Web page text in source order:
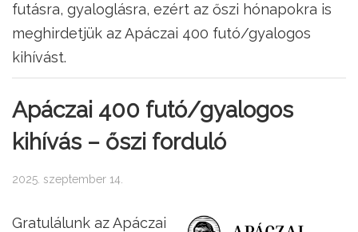
futásra, gyaloglásra, ezért az őszi hónapokra is
meghirdetjük az Apáczai 400 futó/gyalogos
kihívást.
Apáczai 400 futó/gyalogos
kihívás – őszi forduló
2025. szeptember 14.
Gratulálunk az Apáczai